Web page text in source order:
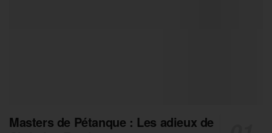
Masters de Pétanque : Les adieux de